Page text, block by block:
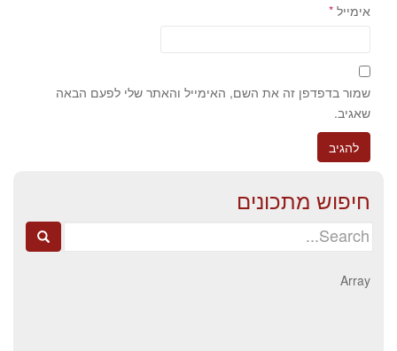
אימייל *
שמור בדפדפן זה את השם, האימייל והאתר שלי לפעם הבאה
שאגיב.
חיפוש מתכונים
Search
Array